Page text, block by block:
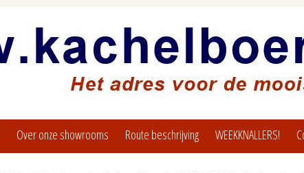
Over onze showrooms Route beschrijving WEEKKNALLERS!